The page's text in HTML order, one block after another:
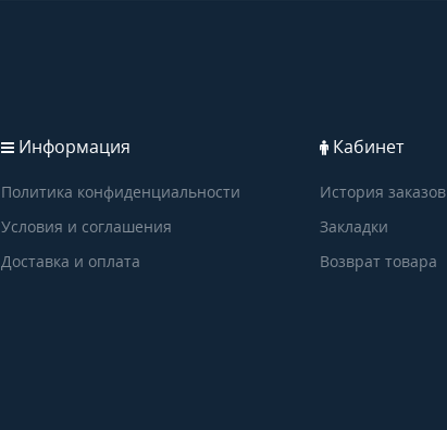
Информация
Политика конфиденциальности
Условия и соглашения
Доставка и оплата
Кабинет
История заказов
Закладки
Возврат товара